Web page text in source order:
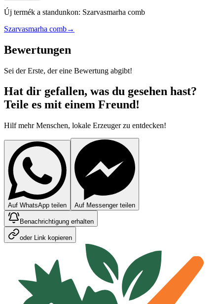
Új termék a standunkon: Szarvasmarha comb
Szarvasmarha comb→
Bewertungen
Sei der Erste, der eine Bewertung abgibt!
Hat dir gefallen, was du gesehen hast?
Teile es mit einem Freund!
Hilf mehr Menschen, lokale Erzeuger zu entdecken!
Auf WhatsApp teilen Auf Messenger teilen
Benachrichtigung erhalten
oder Link kopieren